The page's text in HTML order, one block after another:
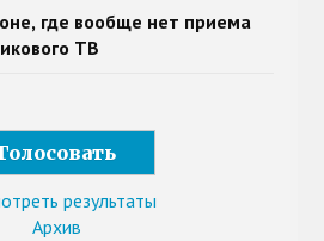
где вообще нет приема
ТВ
результаты
Архив